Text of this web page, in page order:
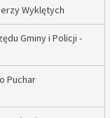
Wyklętych
Gminy i Policji -
Puchar